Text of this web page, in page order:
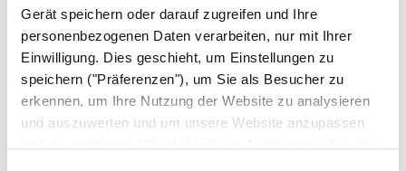
Gerät speichern oder darauf zugreifen und Ihre
personenbezogenen Daten verarbeiten, nur mit Ihrer
Einwilligung. Dies geschieht, um Einstellungen zu
speichern ("Präferenzen"), um Sie als Besucher zu
erkennen, um Ihre Nutzung der Website zu analysieren
und auszuwerten und um unsere Website anzupassen